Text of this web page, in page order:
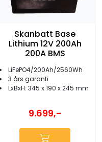
Skanbatt Base
Lithium 12V 200Ah
200A BMS
LiFePO4/200Ah/2560Wh
3 års garanti
LxBxH: 345 x 190 x 245 mm
9.699,-